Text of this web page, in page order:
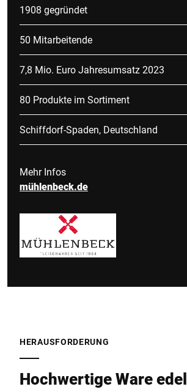
1908 gegründet
50 Mitarbeitende
7,8 Mio. Euro Jahresumsatz 2023
80 Produkte im Sortiment
Schiffdorf-Spaden, Deutschland
Mehr Infos
mühlenbeck.de
HERAUSFORDERUNG
Hochwertige Ware edel